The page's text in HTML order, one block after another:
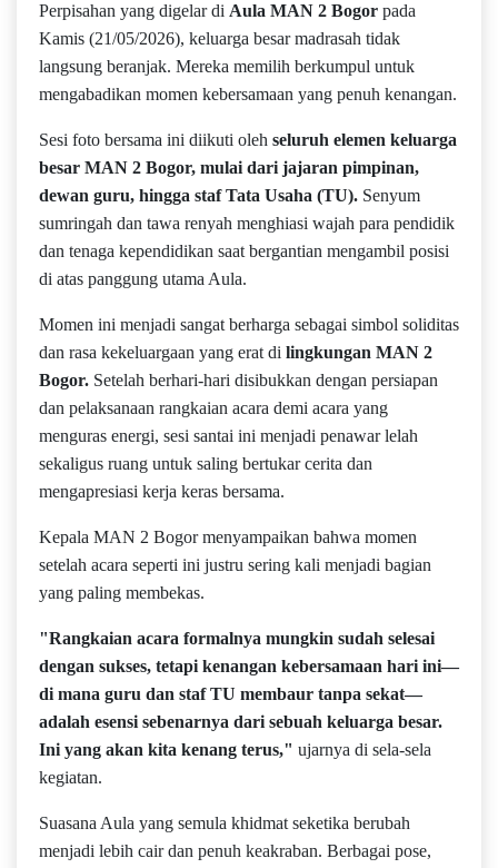
Perpisahan yang digelar di Aula MAN 2 Bogor pada
Kamis (21/05/2026), keluarga besar madrasah tidak
langsung beranjak. Mereka memilih berkumpul untuk
mengabadikan momen kebersamaan yang penuh kenangan.
Sesi foto bersama ini diikuti oleh seluruh elemen keluarga
besar MAN 2 Bogor, mulai dari jajaran pimpinan,
dewan guru, hingga staf Tata Usaha (TU). Senyum
sumringah dan tawa renyah menghiasi wajah para pendidik
dan tenaga kependidikan saat bergantian mengambil posisi
di atas panggung utama Aula.
Momen ini menjadi sangat berharga sebagai simbol soliditas
dan rasa kekeluargaan yang erat di lingkungan MAN 2
Bogor. Setelah berhari-hari disibukkan dengan persiapan
dan pelaksanaan rangkaian acara demi acara yang
menguras energi, sesi santai ini menjadi penawar lelah
sekaligus ruang untuk saling bertukar cerita dan
mengapresiasi kerja keras bersama.
Kepala MAN 2 Bogor menyampaikan bahwa momen
setelah acara seperti ini justru sering kali menjadi bagian
yang paling membekas.
"Rangkaian acara formalnya mungkin sudah selesai
dengan sukses, tetapi kenangan kebersamaan hari ini—
di mana guru dan staf TU membaur tanpa sekat—
adalah esensi sebenarnya dari sebuah keluarga besar.
Ini yang akan kita kenang terus," ujarnya di sela-sela
kegiatan.
Suasana Aula yang semula khidmat seketika berubah
menjadi lebih cair dan penuh keakraban. Berbagai pose,